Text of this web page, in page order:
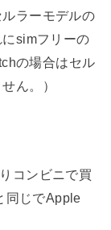
ラーモデルの
simフリーの
の場合はセル
ん。）
コンビニで買
同じでApple